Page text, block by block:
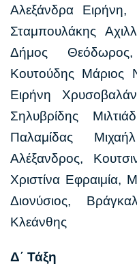
Αλεξάνδρα Ειρήνη,
Σταμπουλάκης
Δήμος
Κουτούδης Μάριος
Ειρήνη
Σηλυβρίδης
Παλαμίδας
Αλέξανδρος,
Χριστίνα Εφραιμία,
Διονύσιος,
Κλεάνθης
Δ΄ Τάξη